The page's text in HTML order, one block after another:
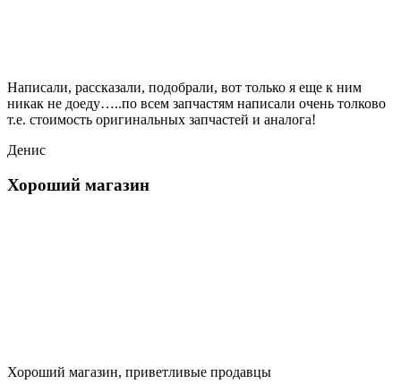
Написали, рассказали, подобрали, вот только я еще к ним
никак не доеду…..по всем запчастям написали очень толково
т.е. стоимость оригинальных запчастей и аналога!
Денис
Хороший магазин
Хороший магазин, приветливые продавцы